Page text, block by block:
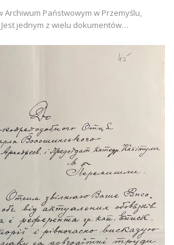
Archiwum Państwowym w Przemyślu,
jednym z wielu dokumentów…